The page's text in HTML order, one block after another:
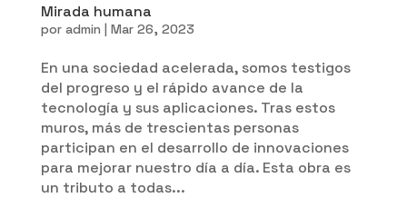
Mirada humana
por admin | Mar 26, 2023
En una sociedad acelerada, somos testigos
del progreso y el rápido avance de la
tecnología y sus aplicaciones. Tras estos
muros, más de trescientas personas
participan en el desarrollo de innovaciones
para mejorar nuestro día a día. Esta obra es
un tributo a todas...